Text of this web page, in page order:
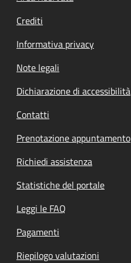
Crediti
Informativa privacy
Note legali
Dichiarazione di accessibilità
Contatti
Prenotazione appuntamento
Richiedi assistenza
Statistiche del portale
Leggi le FAQ
Pagamenti
Riepilogo valutazioni